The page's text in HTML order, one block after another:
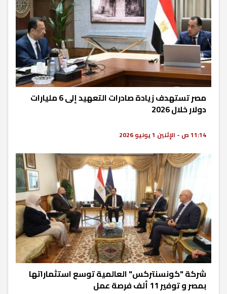
مصر تستهدف زيادة صادرات التعهيد إلى 6 مليارات
دولار خلال 2026
11:14 ص - الإثنين 1 يونيو 2026
شركة "كونسنتركس" العالمية توسع استثماراتها
بمصر و توفير 11 ألف فرصة عمل